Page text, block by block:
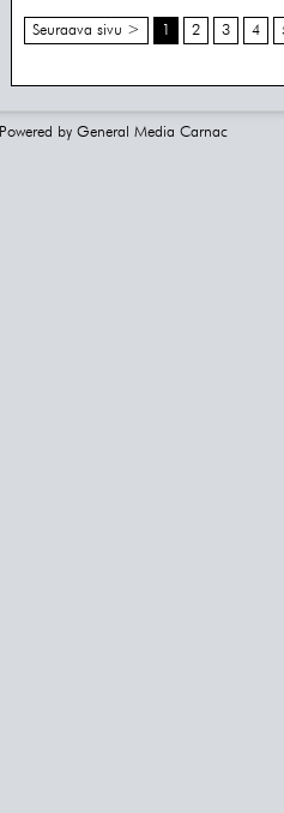
Seuraava sivu > 1 2 3 4
by General Media Carnac